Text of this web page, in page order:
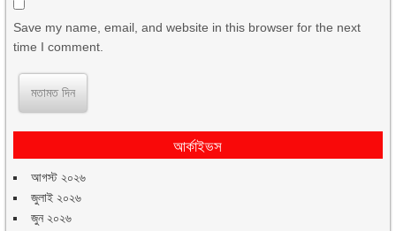
Save my name, email, and website in this browser for the next
time I comment.
আর্কাইভস
আগস্ট ২০২৬
জুলাই ২০২৬
জুন ২০২৬